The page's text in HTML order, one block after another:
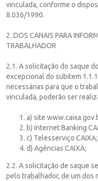
vinculada, conforme o
8.036/1990.
2. DOS CANAIS PARA
TRABALHADOR
2.1. A solicitação do saque
excepcional do subitem
necessárias para que o
vinculada, poderão ser
a) site
b) Internet Banking
c) Telesserviço CAIXA;
d) Agências CAIXA;
2.2. A solicitação de saque
pelo trabalhador, de um dos